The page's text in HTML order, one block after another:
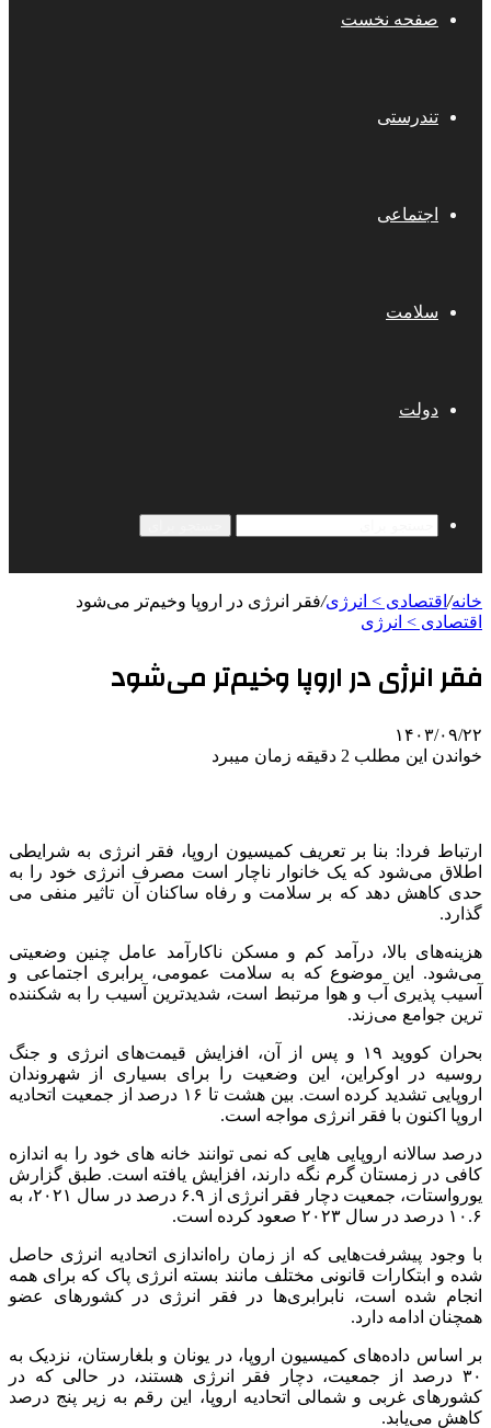
صفحه نخست
تندرستی
اجتماعی
سلامت
دولت
خانه/ اقتصادی > انرژی/فقر انرژی در اروپا وخیم‌تر می‌شود
اقتصادی > انرژی
فقر انرژی در اروپا وخیم‌تر می‌شود
۱۴۰۳/۰۹/۲۲
خواندن این مطلب 2 دقیقه زمان میبرد
ارتباط فردا: بنا بر تعریف کمیسیون اروپا، فقر انرژی به شرایطی
اطلاق می‌شود که یک خانوار ناچار است مصرف انرژی خود را به
حدی کاهش دهد که بر سلامت و رفاه ساکنان آن تاثیر منفی می
گذارد.
هزینه‌های بالا، درآمد کم و مسکن ناکارآمد عامل چنین وضعیتی
می‌شود. این موضوع که به سلامت عمومی، برابری اجتماعی و
آسیب پذیری آب و هوا مرتبط است، شدیدترین آسیب را به شکننده
ترین جوامع می‌زند.
بحران کووید ۱۹ و پس از آن، افزایش قیمت‌های انرژی و جنگ
روسیه در اوکراین، این وضعیت را برای بسیاری از شهروندان
اروپایی تشدید کرده است. بین هشت تا ۱۶ درصد از جمعیت اتحادیه
اروپا اکنون با فقر انرژی مواجه است.
درصد سالانه اروپایی هایی که نمی توانند خانه های خود را به اندازه
کافی در زمستان گرم نگه دارند، افزایش یافته است. طبق گزارش
یورواستات، جمعیت دچار فقر انرژی از ۶.۹ درصد در سال ۲۰۲۱، به
۱۰.۶ درصد در سال ۲۰۲۳ صعود کرده است.
با وجود پیشرفت‌هایی که از زمان راه‌اندازی اتحادیه انرژی حاصل
شده و ابتکارات قانونی مختلف مانند بسته انرژی پاک که برای همه
انجام شده است، نابرابری‌ها در فقر انرژی در کشورهای عضو
همچنان ادامه دارد.
بر اساس داده‌های کمیسیون اروپا، در یونان و بلغارستان، نزدیک به
۳۰ درصد از جمعیت، دچار فقر انرژی هستند، در حالی که در
کشورهای غربی و شمالی اتحادیه اروپا، این رقم به زیر پنج درصد
کاهش می‌یابد.